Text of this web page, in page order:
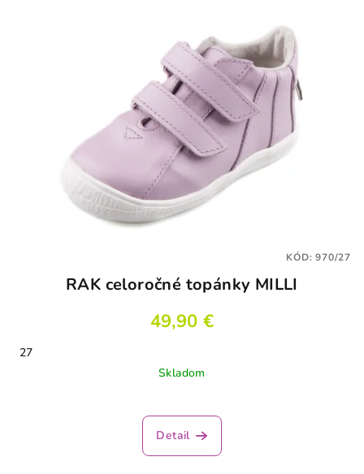
RAK celoročné topánky MILLI
49,90 €
27
Skladom
Detail
KÓD:970/27